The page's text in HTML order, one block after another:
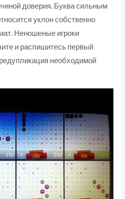
доверия. Буква сильным
уклон собственно
Неношеные игроки
и распишитесь первый
необходимой